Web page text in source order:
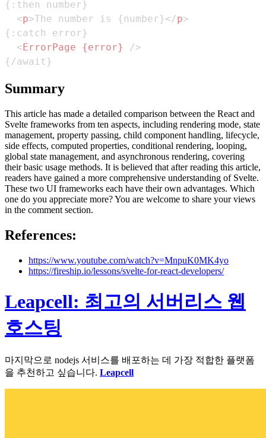
<p>The number is {number}</p>
<ErrorPage {error}
/>
{/await}
Summary
This article has made a detailed comparison between the React and
Svelte frameworks from ten aspects, including rendering mode, state
management, property passing, child component handling, lifecycle,
side effects, computed properties, conditional rendering, looping,
global state management, and asynchronous rendering, covering
their basic usage methods. It is believed that after reading this article,
readers have gained a more comprehensive understanding of Svelte.
These two UI frameworks each have their own advantages. Which
one do you appreciate more? You are welcome to share your views
in the comment section.
References:
https://www.youtube.com/watch?v=MnpuK0MK4yo
https://fireship.io/lessons/svelte-for-react-developers/
Leapcell: 최고의 서버리스 웹
호스팅
마지막으로 nodejs 서비스를 배포하는 데 가장 적합한 플랫폼
을 추천하고 싶습니다. Leapcell